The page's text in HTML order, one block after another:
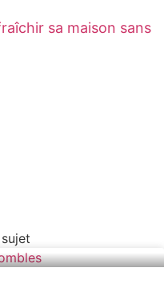
sa maison sans